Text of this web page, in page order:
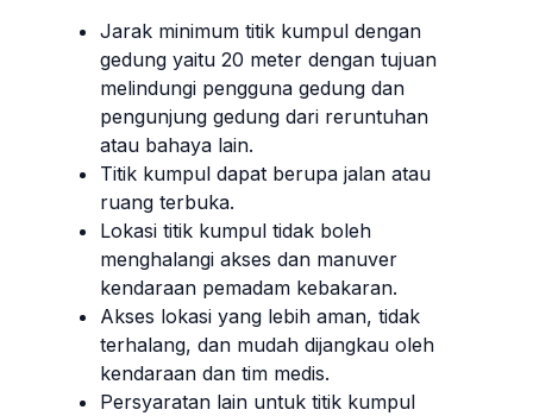
Jarak minimum titik kumpul dengan
gedung yaitu 20 meter dengan tujuan
melindungi pengguna gedung dan
pengunjung gedung dari reruntuhan
atau bahaya lain.
Titik kumpul dapat berupa jalan atau
ruang terbuka.
Lokasi titik kumpul tidak boleh
menghalangi akses dan manuver
kendaraan pemadam kebakaran.
Akses lokasi yang lebih aman, tidak
terhalang, dan mudah dijangkau oleh
kendaraan dan tim medis.
Persyaratan lain untuk titik kumpul